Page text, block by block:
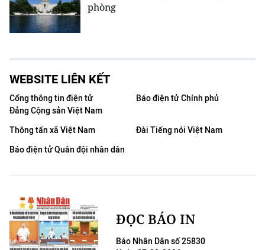
phòng
WEBSITE LIÊN KẾT
Cổng thông tin điện tử
Đảng Cộng sản Việt Nam
Báo điện tử Chính phủ
Thông tấn xã Việt Nam
Đài Tiếng nói Việt Nam
Báo điện tử Quân đội nhân dân
ĐỌC BÁO IN
Báo Nhân Dân số 25830